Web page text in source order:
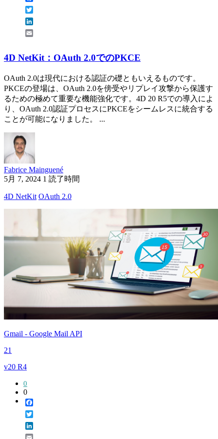
4D NetKit：OAuth 2.0でのPKCE
OAuth 2.0は現代における認証の礎ともいえるものです。
PKCEの登場は、OAuth 2.0を傍受やリプレイ攻撃から保護す
るための極めて重要な機能強化です。4D 20 R5での導入によ
り、OAuth 2.0認証プロセスにPKCEをシームレスに統合する
ことが可能になりました。 ...
Fabrice Mainguené
5月 7, 2024 1 読了時間
4D NetKit OAuth 2.0
Gmail - Google Mail API
21
v20 R4
0
0